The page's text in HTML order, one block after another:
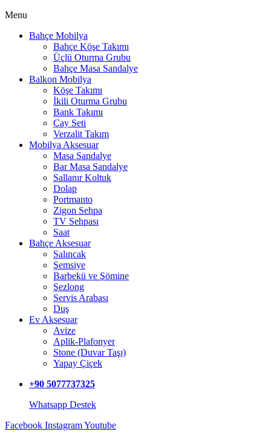
Menu
Bahçe Mobilya
Bahçe Köşe Takımı
Üçlü Oturma Grubu
Bahçe Masa Sandalye
Balkon Mobilya
Köşe Takımı
İkili Oturma Grubu
Bank Takımı
Çay Seti
Verzalit Takım
Mobilya Aksesuar
Masa Sandalye
Bar Masa Sandalye
Sallanır Koltuk
Dolap
Portmanto
Zigon Sehpa
TV Sehpası
Saat
Bahçe Aksesuar
Salıncak
Şemsiye
Barbekü ve Şömine
Şezlong
Servis Arabası
Duş
Ev Aksesuar
Avize
Aplik-Plafonyer
Stone (Duvar Taşı)
Yapay Çiçek
+90 5077737325
Whatsapp Destek
Facebook InstagramYoutube